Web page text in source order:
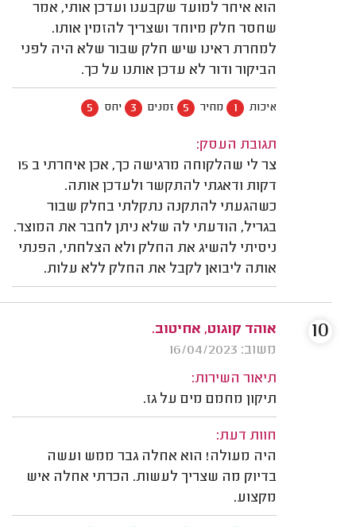
הוא איחר למועד שקבענו ועדכן אותי, אמר
שחסר חלק מיוחד ושצריך להזמין אותו.
למחרת ראינו שיש חלק שבור שלא היה לפני
הביקור ודור לא עדכן אותנו על כך.
איכות 1 מחיר 5 זמנים 3 יחס 5
תגובת העסק:
צר לי שהלקוחה מרגישה כך, אכן איחרתי ב 15
דקות ודאגתי להתקשר ולעדכן אותה.
כשהגעתי להתקנה נתקלתי בחלק שבור
בגריל, הודעתי לה שלא ניתן לחבר את המוצר.
ניסיתי להשיג את החלק ולא הצלחתי, הפנתי
אותה ליבואן לקבל את החלק ללא עלות.
אוהד קוגוט, אחיטוב.
משוב: 16/04/2023
תיאור השירות:
תיקון מחמם מים על גז.
חוות דעת:
היה מעולה! הוא אחלה גבר ממש ועשה
בדיוק מה שצריך לעשות. הכרתי אחלה איש
מקצוע.
10